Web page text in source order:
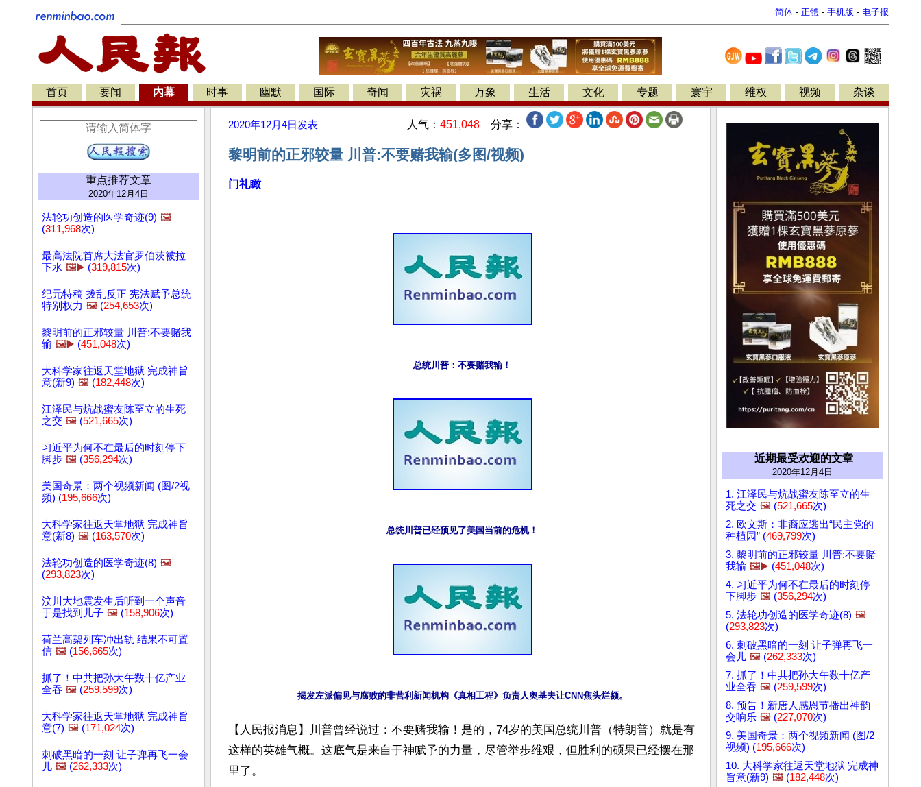
简体 - 正體 - 手机版 - 电子报
首页 要闻 内幕 时事 幽默 国际 奇闻 灾祸 万象 生活 文化 专题 寰宇 维权 视频 杂谈
重点推荐文章
2020年12月4日
法轮功创造的医学奇迹(9) 🖼️
(311,968次)
最高法院首席大法官罗伯茨被拉
下水 🖼️▶️ (319,815次)
纪元特稿 拨乱反正 宪法赋予总统
特别权力 🖼️ (254,653次)
黎明前的正邪较量 川普:不要赌我
输 🖼️▶️ (451,048次)
大科学家往返天堂地狱 完成神旨
意(新9) 🖼️ (182,448次)
江泽民与炕战蜜友陈至立的生死
之交 🖼️ (521,665次)
习近平为何不在最后的时刻停下
脚步 🖼️ (356,294次)
美国奇景：两个视频新闻 (图/2视
频) (195,666次)
大科学家往返天堂地狱 完成神旨
意(新8) 🖼️ (163,570次)
法轮功创造的医学奇迹(8) 🖼️
(293,823次)
汶川大地震发生后听到一个声音
于是找到儿子 🖼️ (158,906次)
荷兰高架列车冲出轨 结果不可置
信 🖼️ (156,665次)
抓了！中共把孙大午数十亿产业
全吞 🖼️ (259,599次)
大科学家往返天堂地狱 完成神旨
意(7) 🖼️ (171,024次)
刺破黑暗的一刻 让子弹再飞一会
儿 🖼️ (262,333次)
2020年12月4日 发表 人气： 451,048 分享：
黎明前的正邪较量 川普:不要赌我输(多图/视频)
门礼瞰
总统川普：不要赌我输！
总统川普已经预见了美国当前的危机！
揭发左派偏见与腐败的非营利新闻机构《真相工程》负责人奥基夫让CNN焦头烂额。
【人民报消息】川普曾经说过：不要赌我输！是的，74岁的美国总统川普（特朗普）就是有
这样的英雄气概。这底气是来自于神赋予的力量，尽管举步维艰，但胜利的硕果已经摆在那
里了。
近期最受欢迎的文章
2020年12月4日
1. 江泽民与炕战蜜友陈至立的生
死之交 🖼️ (521,665次)
2. 欧文斯：非裔应逃出“民主党的
种植园” (469,799次)
3. 黎明前的正邪较量 川普:不要赌
我输 🖼️▶️ (451,048次)
4. 习近平为何不在最后的时刻停
下脚步 🖼️ (356,294次)
5. 法轮功创造的医学奇迹(8) 🖼️
(293,823次)
6. 刺破黑暗的一刻 让子弹再飞一
会儿 🖼️ (262,333次)
7. 抓了！中共把孙大午数十亿产
业全吞 🖼️ (259,599次)
8. 预告！新唐人感恩节播出神韵
交响乐 🖼️ (227,070次)
9. 美国奇景：两个视频新闻 (图/2
视频) (195,666次)
10. 大科学家往返天堂地狱 完成神
旨意(新9) 🖼️ (182,448次)